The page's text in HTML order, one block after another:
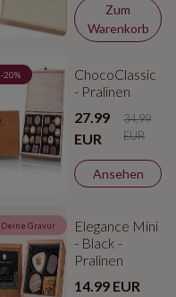
Zum
Warenkorb
-20%
ChocoClassic
- Pralinen
27.99
EUR
34.99
EUR
Ansehen
Deine Gravur
Elegance Mini
- Black -
Pralinen
14.99 EUR